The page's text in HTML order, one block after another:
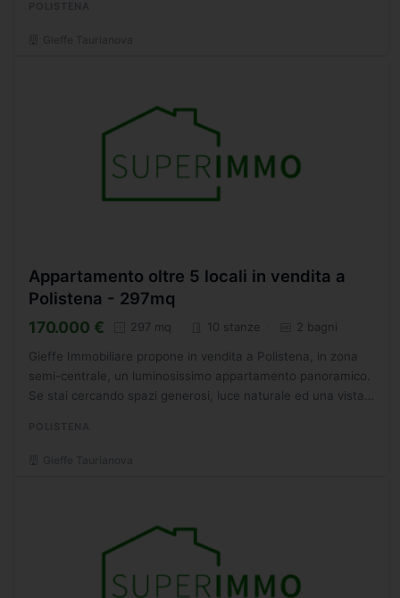
Appartamento oltre 5 locali in vendita a
Polistena - 297mq
170.000 € 297 mq 10 stanze 2 bagni
Gieffe Immobiliare propone in vendita a Polistena, in zona
semi-centrale, un luminosissimo appartamento panoramico.
Se stai cercando spazi generosi, luce naturale ed una vista